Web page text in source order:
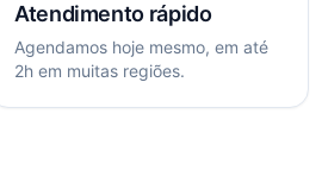
Atendimento rápido
Agendamos hoje mesmo, em até
2h em muitas regiões.